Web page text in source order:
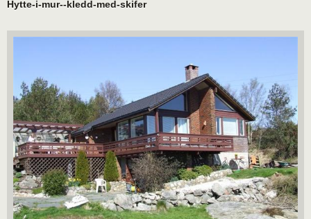
Hytte-i-mur--kledd-med-skifer